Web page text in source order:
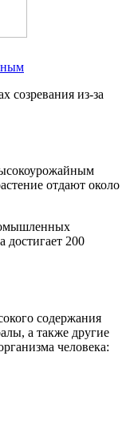
созревания из-за
отдают около
достигает 200
содержания
а также другие
человека: